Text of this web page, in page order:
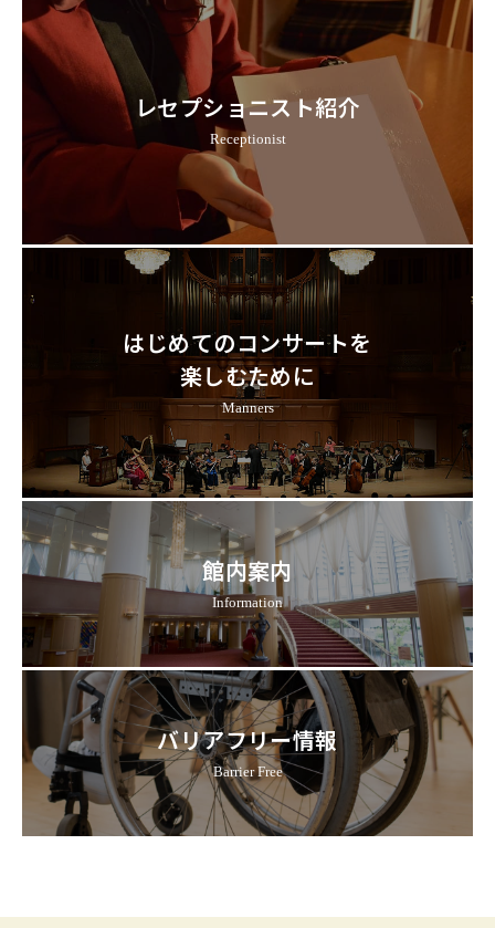
レセプショニスト紹介
Receptionist
はじめてのコンサートを
楽しむために
Manners
館内案内
Information
バリアフリー情報
Barrier Free